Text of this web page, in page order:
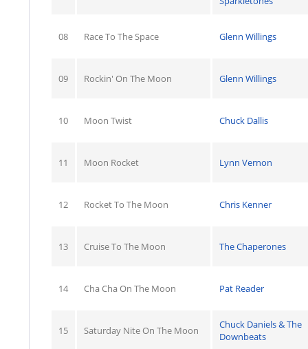
08 Race To The Space Glenn Willings
09 Rockin' On The Moon Glenn Willings
10 Moon Twist Chuck Dallis
11 Moon Rocket Lynn Vernon
12 Rocket To The Moon Chris Kenner
13 Cruise To The Moon The Chaperones
14 Cha Cha On The Moon Pat Reader
15 Saturday Nite On The Moon
Chuck Daniels & The
Downbeats